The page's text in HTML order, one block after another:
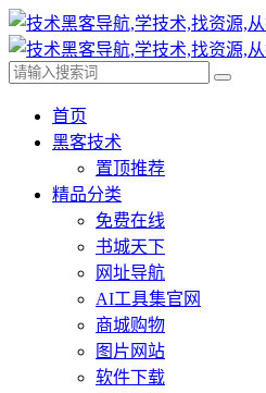
首页
黑客技术
置顶推荐
精品分类
免费在线
书城天下
网址导航
AI工具集官网
商城购物
图片网站
软件下载